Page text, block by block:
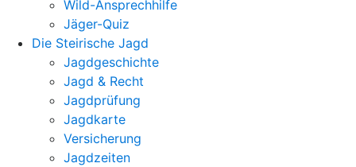
Wild-Ansprechhilfe
Jäger-Quiz
Die Steirische Jagd
Jagdgeschichte
Jagd & Recht
Jagdprüfung
Jagdkarte
Versicherung
Jagdzeiten